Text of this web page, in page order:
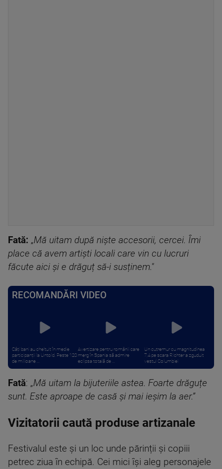
Fată: „Mă uitam după niște accesorii, cercei. Îmi
place că avem artiști locali care vin cu lucruri
făcute aici și e drăguț să-i susținem."
RECOMANDĂRI VIDEO
Câți bani au cheltuit în medie
participanții la Untold. Peste 120
de milioane ...
Avertizare pentru românii care
merg în Spania să admire
eclipsa totală de ...
Un cutremur cu magnitudinea
7,4 pe scara Richter a zguduit
vestul Columbiei
Fată: „Mă uitam la bijuteriile astea. Foarte drăguțe
sunt. Este aproape de casă și mai ieșim la aer.”
Vizitatorii caută produse artizanale
Festivalul este și un loc unde părinții și copiii
petrec ziua în echipă. Cei mici își aleg personajele